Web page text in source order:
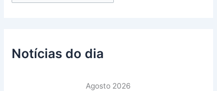
Notícias do dia
Agosto 2026